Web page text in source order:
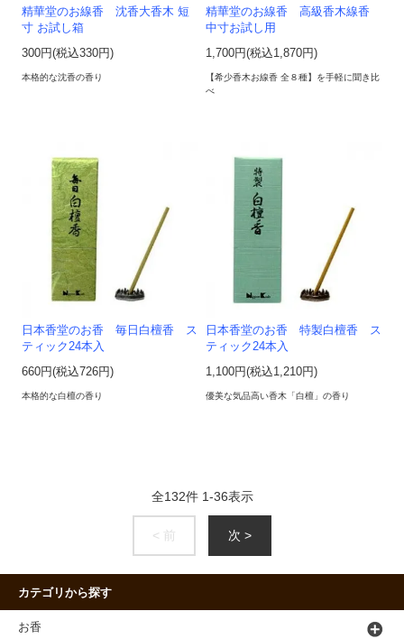
精華堂のお線香 沈香大香木 短
寸 お試し箱
300円(税込330円)
本格的な沈香の香り
精華堂のお線香 高級香木線香
中寸お試し用
1,700円(税込1,870円)
【希少香木お線香 全８種】を手軽に聞き比
べ
日本香堂のお香 毎日白檀香 ス
ティック24本入
660円(税込726円)
本格的な白檀の香り
日本香堂のお香 特製白檀香 ス
ティック24本入
1,100円(税込1,210円)
優美な気品高い香木「白檀」の香り
全132件 1-36表示
< 前 次 >
カテゴリから探す
お香